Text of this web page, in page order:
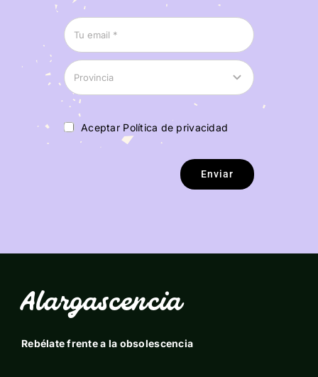
Aceptar Política de privacidad
Enviar
Alargascencia
Rebélate frente a la obsolescencia